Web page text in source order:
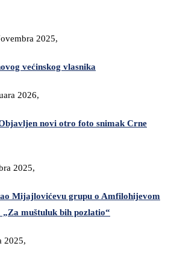
2025,
većinskog vlasnika
2026,
novi otro foto snimak Crne
2025,
Mijajlovićevu grupu o Amfilohijevom
muštuluk bih pozlatio“
2025,